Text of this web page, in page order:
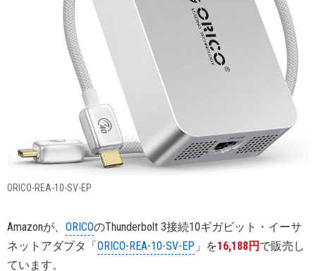
ORICO-REA-10-SV-EP
Amazonが、 ORICOのThunderbolt 3接続10ギガビット・イーサ
ネットアダプタ「ORICO-REA-10-SV-EP 」を16,188円 で販売し
ています。